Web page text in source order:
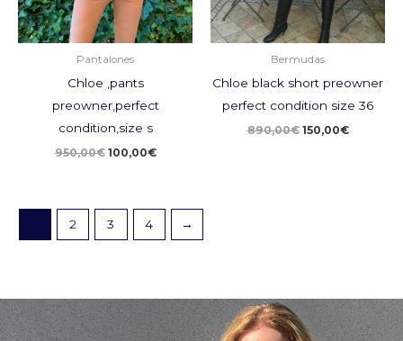
Pantalones
Chloe ,pants
preowner,perfect
condition,size s
950,00€ 100,00€
Bermudas
Chloe black short preowner
perfect condition size 36
890,00€ 150,00€
2 3 4 →